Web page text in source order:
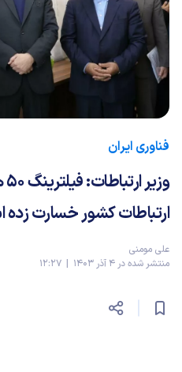
فناوری ایران
ارتباطات کشور خسارت
علی مومنی
منتشر شده در 4 آذر 1403 | 12:27